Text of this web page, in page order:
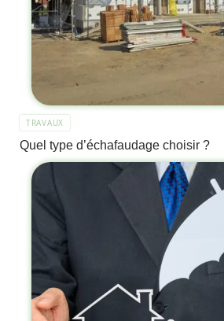
TRAVAUX
Quel type d’échafaudage choisir ?